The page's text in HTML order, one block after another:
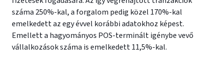
száma 250%-kal, a forgalom pedig közel 170%-kal
emelkedett az egy évvel korábbi adatokhoz képest.
Emellett a hagyományos POS-terminált igénybe vevő
vállalkozások száma is emelkedett 11,5%-kal.